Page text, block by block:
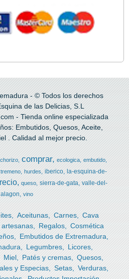
- © Todos los derechos
de las Delicias, S.L
- Tienda online especializada
Embutidos, Quesos, Aceite,
. Calidad al mejor precio.
chorizo comprar ecologica embutido
hurdes iberico la-esquina-de-
queso sierra-de-gata valle-del-
alagon
vino
Aceitunas Carnes
Cava
Regalos
Cosmética
Embutidos de Extremadura
Legumbres
Licores
Miel Patés y cremas
Quesos
y Especias Setas
Verduras